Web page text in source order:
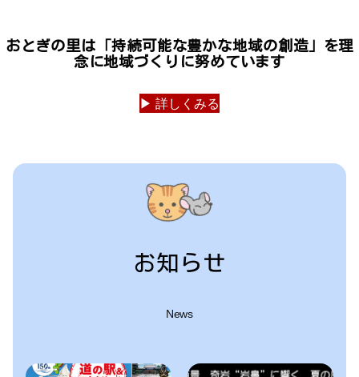
おとぎの里は「持続可能な豊かな地域の創造」を理
念に地域づくりに努めています
▶︎ 詳しくみる
お知らせ
News